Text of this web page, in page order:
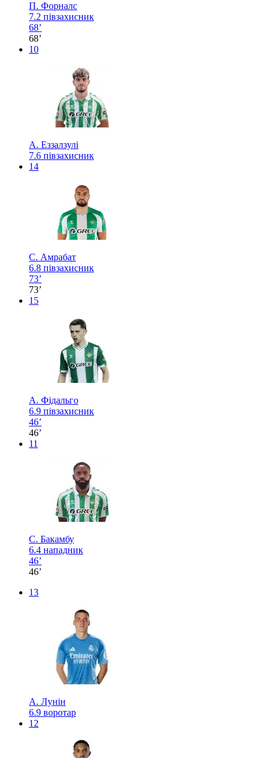
П. Форналс
7.2 півзахисник
68’
68’
10
А. Еззалзулі
7.6 півзахисник
14
С. Амрабат
6.8 півзахисник
73’
73’
15
А. Фідальго
6.9 півзахисник
46’
46’
11
С. Бакамбу
6.4 нападник
46’
46’
13
А. Лунін
6.9 воротар
12